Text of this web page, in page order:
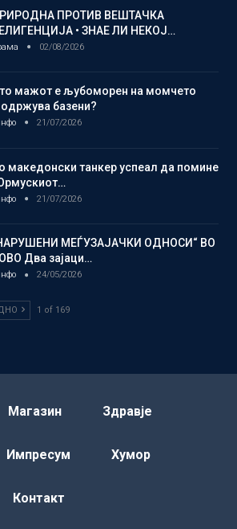
ПРОТИВ ВЕШТАЧКА
• ЗНАЕ ЛИ НЕКОЈ…
02/08/2026
мажот е љубоморен на момчето
базени?
21/07/2026
македонски танкер успеал да помине
21/07/2026
МЕЃУЗАЈАЧКИ ОДНОСИ“ ВО
Два зајаци…
24/05/2026
1 of 169
Магазин Здравје
Импресум Хумор
Контакт